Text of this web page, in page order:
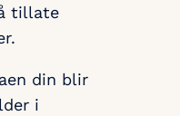
tillate
din blir
i